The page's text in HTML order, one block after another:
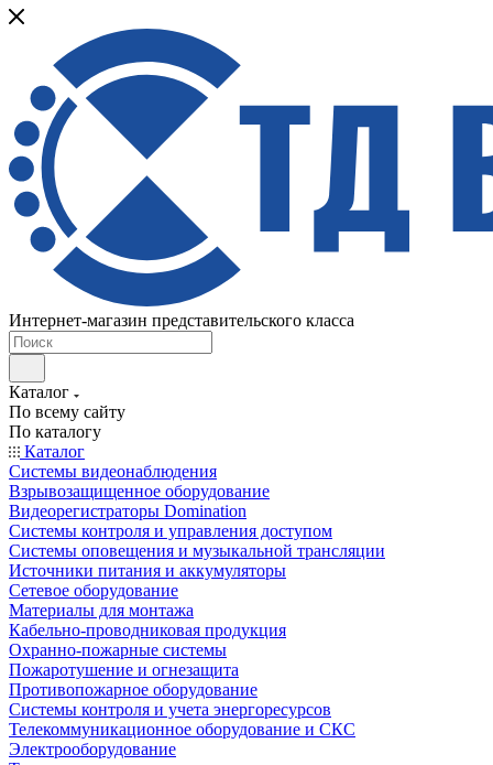
Интернет-магазин представительского класса
Каталог
По всему сайту
По каталогу
Каталог
Системы видеонаблюдения
Взрывозащищенное оборудование
Видеорегистраторы Domination
Системы контроля и управления доступом
Системы оповещения и музыкальной трансляции
Источники питания и аккумуляторы
Сетевое оборудование
Материалы для монтажа
Кабельно-проводниковая продукция
Охранно-пожарные системы
Пожаротушение и огнезащита
Противопожарное оборудование
Системы контроля и учета энергоресурсов
Телекоммуникационное оборудование и СКС
Электрооборудование